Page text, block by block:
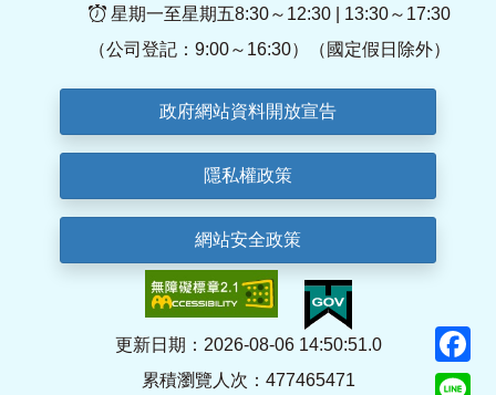
星期一至星期五8:30～12:30 | 13:30～17:30
（公司登記：9:00～16:30）（國定假日除外）
政府網站資料開放宣告
隱私權政策
網站安全政策
更新日期：2026-08-06 14:50:51.0
累積瀏覽人次：477465471